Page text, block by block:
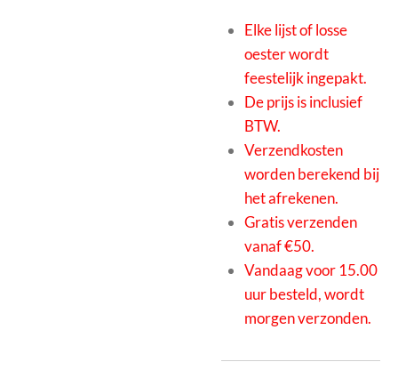
Elke lijst of losse
oester wordt
feestelijk ingepakt.
De prijs is inclusief
BTW.
Verzendkosten
worden berekend bij
het afrekenen.
Gratis verzenden
vanaf €50.
Vandaag voor 15.00
uur besteld, wordt
morgen verzonden.